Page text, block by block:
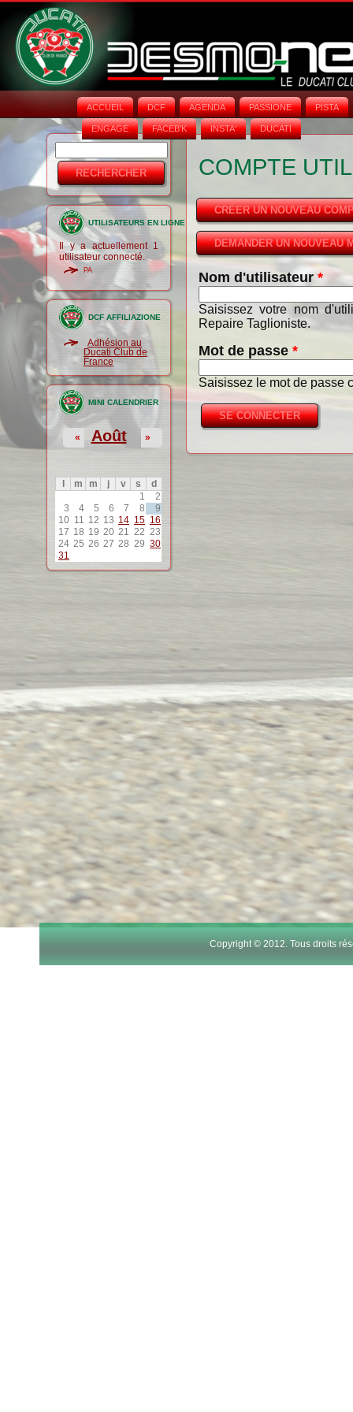
ACCUEIL DCF AGENDA PASSIONE PISTA
ENGAGE FACEB'K INSTA‘ DUCATI
Formulaire
de
recherche
UTILISATEURS EN LIGNE
Il y a actuellement 1
utilisateur connecté.
PA
DCF AFFILIAZIONE
Adhésion au
Ducati Club de
France
MINI CALENDRIER
Août
« »
m m j v s
d
1
2
3
4 5 6 7 8
9
10 11 12 13 14 15 16
17 18 19 20 21 22 23
24 25 26 27 28 29 30
31
COMPTE
CRÉER UN NOUVEAU
DEMANDER UN NOUVEAU
Nom d'utilisateur *
Saisissez votre nom
Repaire Taglioniste.
Mot de passe *
Saisissez le mot de passe
Copyright © 2012. Tous droits